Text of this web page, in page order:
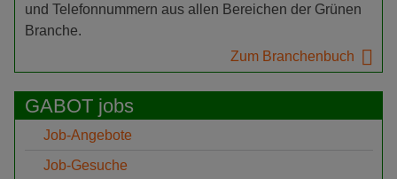
und Telefonnummern aus allen Bereichen der Grünen
Branche.
Zum Branchenbuch
GABOT jobs
Job-Angebote
Job-Gesuche